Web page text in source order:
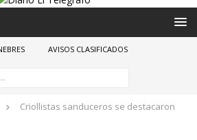
AVISOS CLASIFICADOS
Criollistas sanduceros se destacaron